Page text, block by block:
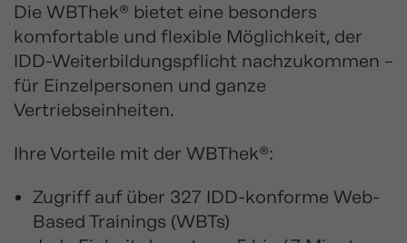
Die WBThek® bietet eine besonders
komfortable und flexible Möglichkeit, der
IDD-Weiterbildungspflicht nachzukommen –
für Einzelpersonen und ganze
Vertriebseinheiten.
Ihre Vorteile mit der WBThek®:
Zugriff auf über 327 IDD-konforme Web-
Based Trainings (WBTs)